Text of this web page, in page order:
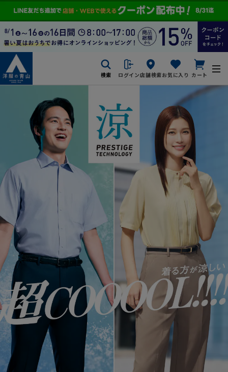
検索 ログイン店舗検索お気に入り カート